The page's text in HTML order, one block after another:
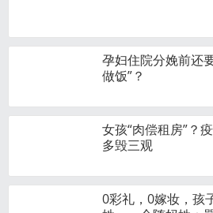
孕妇住院分娩前还
做饭”？
女孩“肉偿租房”？
多毁三观
0彩礼，0嫁妆，孩